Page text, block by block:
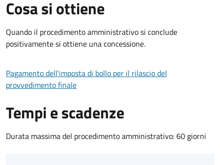
Cosa si ottiene
Quando il procedimento amministrativo si conclude
positivamente si ottiene una concessione.
Pagamento dell'imposta di bollo per il rilascio del
provvedimento finale
Tempi e scadenze
Durata massima del procedimento amministrativo: 60 giorni